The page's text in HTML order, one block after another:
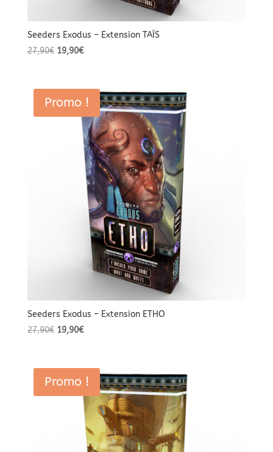
Seeders Exodus – Extension TAÏS
27,90€ Le
était :
27,90€.
19,90€Le
est :
19,90€.
Promo !
Seeders Exodus – Extension ETHO
27,90€ Le
était :
27,90€.
19,90€Le
est :
19,90€.
Promo !